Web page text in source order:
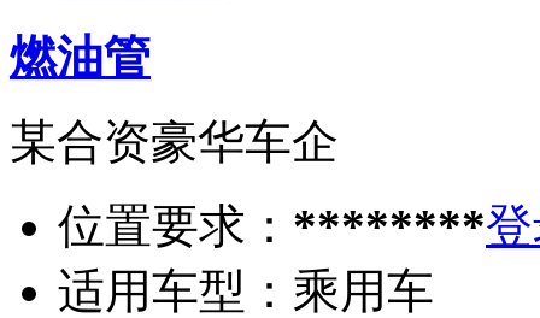
燃油管
某合资豪华车企
位置要求： ********
适用车型： 乘用车